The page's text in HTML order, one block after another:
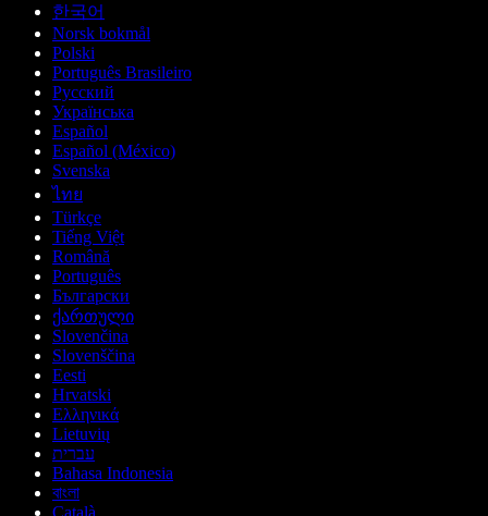
한국어
Norsk bokmål
Polski
Português Brasileiro
Русский
Українська
Español
Español (México)
Svenska
ไทย
Türkçe
Tiếng Việt
Română
Português
Български
ქართული
Slovenčina
Slovenščina
Eesti
Hrvatski
Ελληνικά
Lietuvių
עברית
Bahasa Indonesia
বাংলা